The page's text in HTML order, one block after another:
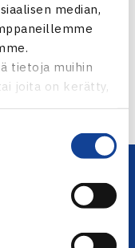
median,
tietoja muihin
joita on kerätty,